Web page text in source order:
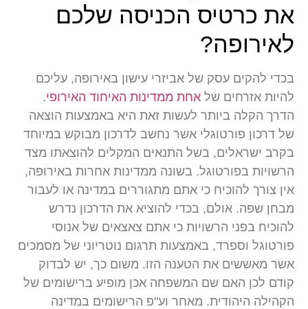
את כרטיס הכניסה שלכם
לאירופה?
בכדי להקים עסק של אביזרי עישון באירופה, עליכם
להיות אזרחים של אחת ממדינות האיחוד האירופי.
הדרך הקלה ביותר לעשות זאת היא באמצעות הוצאה
של דרכון פורטוגלי אשר נחשב לדרכון מבוקש במיוחד
בקרב ישראלים, בשל התנאים המקלים להוצאתו מצד
הרשויות בפורטוגל. בשונה ממדינות אחרות באירופה,
אין צורך להוכיח כי אתם מתגוררים במדינה או לעבור
מבחן שפה. אולם, בכדי להוציא את הדרכון נדרש
להוכיח בפני הרשויות כי אתם צאצאים של אנוסי
פורטוגל וספרד, באמצעות תרגום נוטריוני של מסמכים
אשר מאששים את הטענה הזו. משום כך, יש לבדוק
קודם לכן האם שם המשפחה אכן מופיע ברישומים של
הקהילה היהודית. מאחר וע"פ הרישומים במדינה